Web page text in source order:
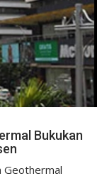
Bukukan
Geothermal